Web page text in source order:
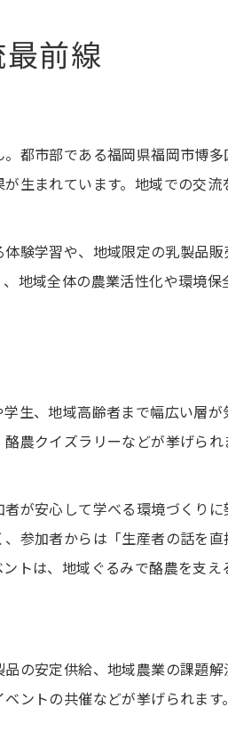
ぐ博多区の食と環境の今
資源循環に貢献する酪農の役割
と酪農体験から学ぶ環境意識
わる酪農体験とイベント案内
農体験イベントで広がる学びの場
体験を通じて深まる地域交流
で実感する酪農の役割とは
が都市環境にもたらす効果とは
な酪農活動で感じる地域貢献
市部で進む酪農と環境保全の取組
活動が地域の未来を支える力
体験が子どもの成長に与える影響
前線
都市部である福岡県福岡市博
生まれています。地域での交
験学習や、地域限定の乳製品
地域全体の農業活性化や環境
生、地域高齢者まで幅広い層
農クイズラリーなどが挙げら
が安心して学べる環境づくり
参加者からは「生産者の話を
は、地域ぐるみで酪農を支え
の安定供給、地域農業の課題
ントの共催などが挙げられま